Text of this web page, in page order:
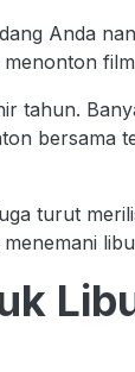
Anda
tahun.
bersama
turut